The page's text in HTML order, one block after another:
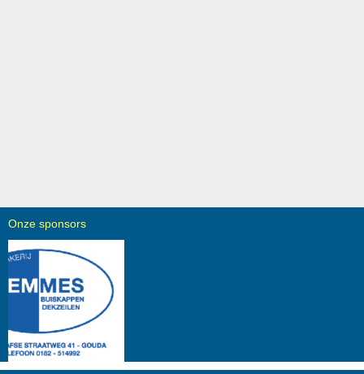
Onze sponsors